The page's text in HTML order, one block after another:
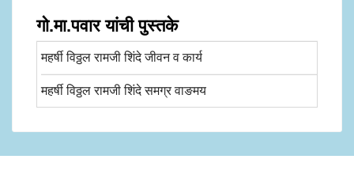
गो.मा.पवार यांची पुस्तके
महर्षी विठ्ठल रामजी शिंदे जीवन व कार्य
महर्षी विठ्ठल रामजी शिंदे समग्र वाङमय